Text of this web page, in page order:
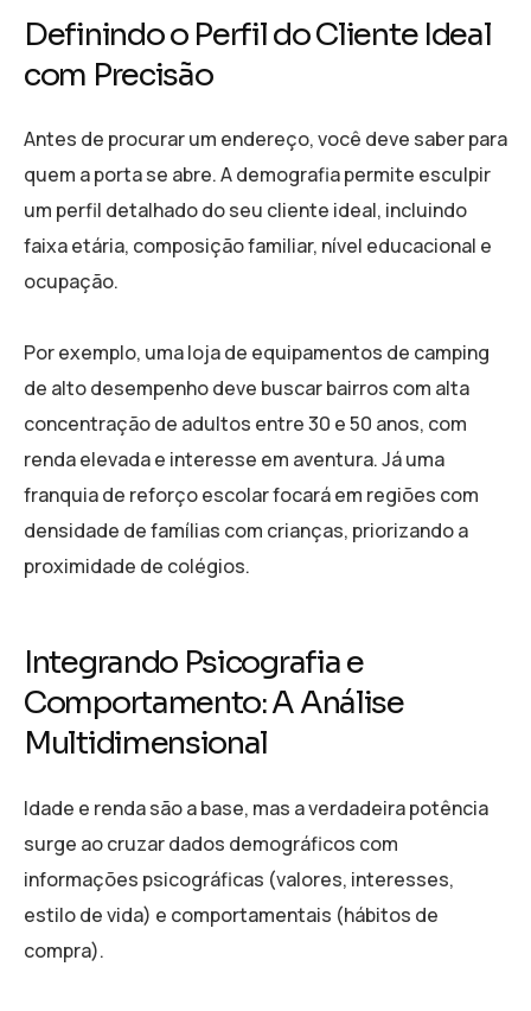
Definindo o Perfil do Cliente Ideal
com Precisão
Antes de procurar um endereço, você deve saber para
quem a porta se abre. A demografia permite esculpir
um perfil detalhado do seu cliente ideal, incluindo
faixa etária, composição familiar, nível educacional e
ocupação.
Por exemplo, uma loja de equipamentos de camping
de alto desempenho deve buscar bairros com alta
concentração de adultos entre 30 e 50 anos, com
renda elevada e interesse em aventura. Já uma
franquia de reforço escolar focará em regiões com
densidade de famílias com crianças, priorizando a
proximidade de colégios.
Integrando Psicografia e
Comportamento: A Análise
Multidimensional
Idade e renda são a base, mas a verdadeira potência
surge ao cruzar dados demográficos com
informações psicográficas (valores, interesses,
estilo de vida) e comportamentais (hábitos de
compra).